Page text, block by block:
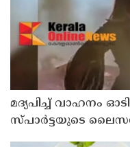
മദ്യപിച്ച് വാഹനം
സ്പാർട്ടയുടെ